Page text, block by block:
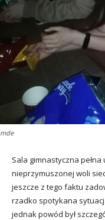
mde
Sala gimnastyczna
nieprzymuszonej woli
jeszcze z tego faktu
rzadko spotykana
jednak powód był